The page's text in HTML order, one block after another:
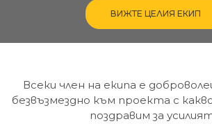
ВИЖТЕ ЦЕЛИЯ ЕКИП
Всеки член на екипа е
безвъзмездно към проекта с
поздравим за